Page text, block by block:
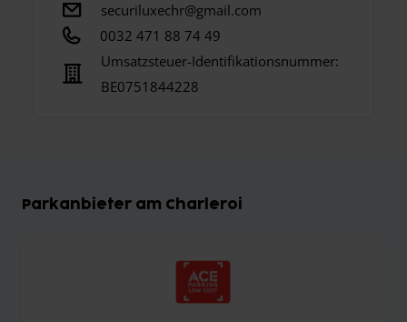
securiluxechr@gmail.com
0032 471 88 74 49
Umsatzsteuer-Identifikationsnummer:
BE0751844228
Parkanbieter am Charleroi